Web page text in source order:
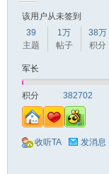
该用户从未签到
39
主题
1万
帖子
38万
积分
军长
积分 382702
收听TA 发消息